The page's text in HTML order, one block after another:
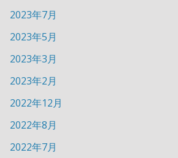
2023年7月
2023年5月
2023年3月
2023年2月
2022年12月
2022年8月
2022年7月